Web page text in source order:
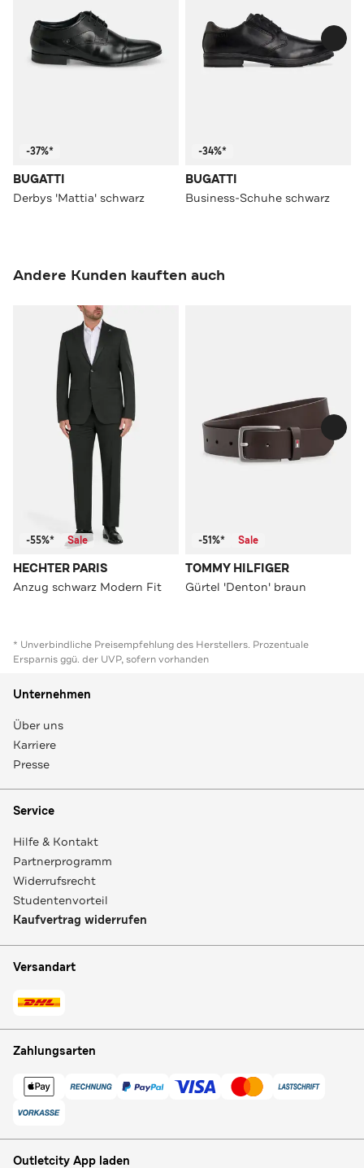
-37%*
BUGATTI
Derbys 'Mattia' schwarz
-34%*
BUGATTI
Business-Schuhe schwarz
Andere Kunden kauften auch
-55%* Sale
HECHTER PARIS
Anzug schwarz Modern Fit
-51%* Sale
TOMMY HILFIGER
Gürtel 'Denton' braun
* Unverbindliche Preisempfehlung des Herstellers. Prozentuale
Ersparnis ggü. der UVP, sofern vorhanden
Unternehmen
Über uns
Karriere
Presse
Service
Hilfe & Kontakt
Partnerprogramm
Widerrufsrecht
Studentenvorteil
Kaufvertrag widerrufen
Versandart
Zahlungsarten
Outletcity App laden